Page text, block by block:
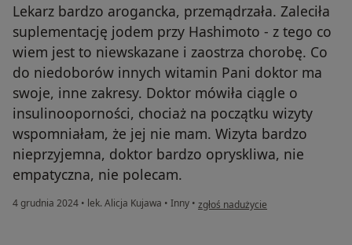
Lekarz bardzo arogancka, przemądrzała. Zaleciła
suplementację jodem przy Hashimoto - z tego co
wiem jest to niewskazane i zaostrza chorobę. Co
do niedoborów innych witamin Pani doktor ma
swoje, inne zakresy. Doktor mówiła ciągle o
insulinooporności, chociaż na początku wizyty
wspomniałam, że jej nie mam. Wizyta bardzo
nieprzyjemna, doktor bardzo opryskliwa, nie
empatyczna, nie polecam.
4 grudnia 2024 • lek. Alicja Kujawa • Inny • w opinii użytkownika Pacjent
zgłoś nadużycie